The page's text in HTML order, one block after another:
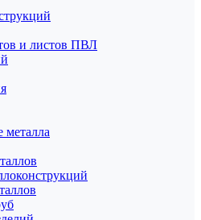
и листов ПВЛ
металла